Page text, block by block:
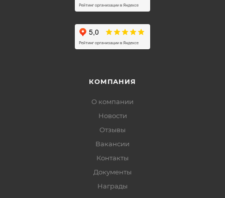
КОМПАНИЯ
О компании
Новости
Отзывы
Вакансии
Контакты
Документы
Награды